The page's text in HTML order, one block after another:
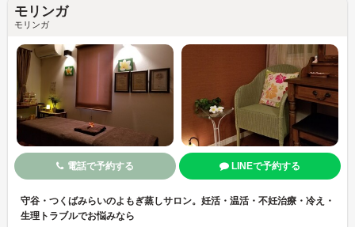
モリンガ
モリンガ
電話で予約する LINEで予約する
守谷・つくばみらいのよもぎ蒸しサロン。妊活・温活・不妊治療・冷え・
生理トラブルでお悩みなら